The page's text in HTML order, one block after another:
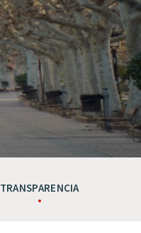
TRANSPARENCIA